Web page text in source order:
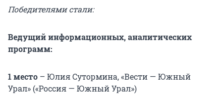
Победителями стали:
Ведущий информационных, аналитических
программ:
1 место – Юлия Сутормина, «Вести — Южный
Урал» («Россия — Южный Урал»)